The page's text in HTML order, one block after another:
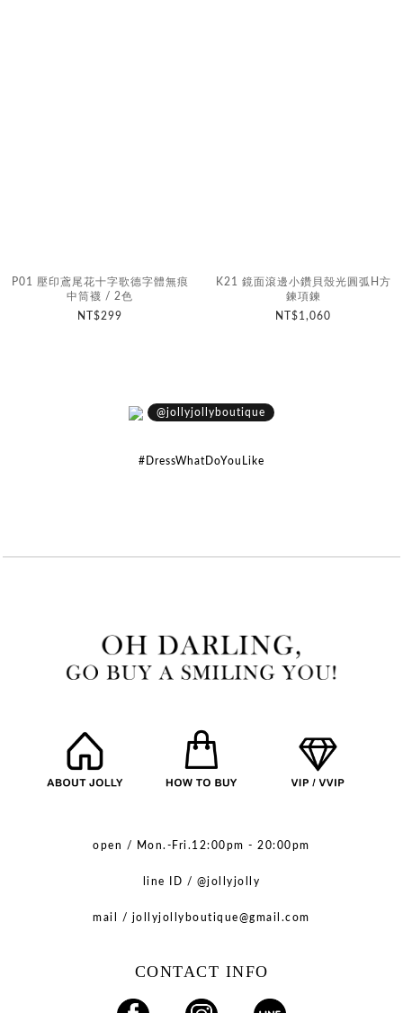
P01 壓印鳶尾花十字歌德字體無痕
中筒襪 / 2色
NT$299
K21 鏡面滾邊小鑽貝殼光圓弧H方
鍊項鍊
NT$1,060
@jollyjollyboutique
#DressWhatDoYouLike
open / Mon.-Fri.12:00pm - 20:00pm
line ID / @jollyjolly
mail / jollyjollyboutique@gmail.com
CONTACT INFO